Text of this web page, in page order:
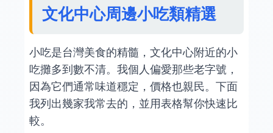
文化中心周邊小吃類精選
小吃是台灣美食的精髓，文化中心附近的小
吃攤多到數不清。我個人偏愛那些老字號，
因為它們通常味道穩定，價格也親民。下面
我列出幾家我常去的，並用表格幫你快速比
較。